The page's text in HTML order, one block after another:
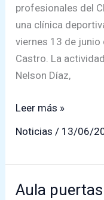
profesionales del
una clínica
viernes 13 de junio
Castro. La
Nelson Díaz,
Estudiantes
en
Leer más »
Noticias / 13/06/
Aula